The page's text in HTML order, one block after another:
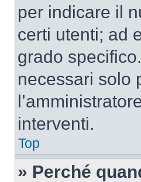
per indicare il
certi utenti; ad
grado
necessari solo
interventi.
Top
» Perché